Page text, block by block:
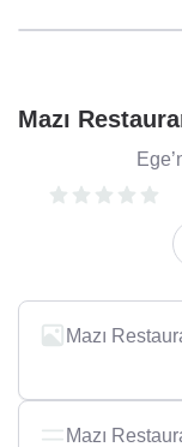
Mazı
Mazı
Mazı